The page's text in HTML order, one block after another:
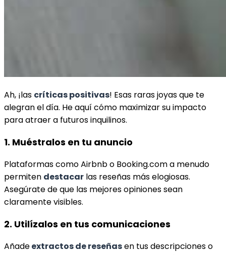
Ah, ¡las críticas positivas! Esas raras joyas que te
alegran el día. He aquí cómo maximizar su impacto
para atraer a futuros inquilinos.
1. Muéstralos en tu anuncio
Plataformas como Airbnb o Booking.com a menudo
permiten destacar las reseñas más elogiosas.
Asegúrate de que las mejores opiniones sean
claramente visibles.
2. Utilízalos en tus comunicaciones
Añadeextractos de reseñasen tus descripciones o